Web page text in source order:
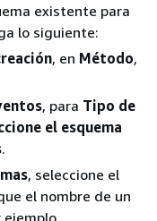
existente para
lo siguiente:
, en Método,
, para Tipo de
el esquema
.
, seleccione el
el nombre de un